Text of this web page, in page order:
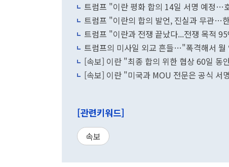
트럼프 "이란 평화 합의 14일 서명 예정…
트럼프 "이란의 합의 발언, 진실과 무관…
트럼프 "이란과 전쟁 끝났다...전쟁 목적
트럼프의 미사일 외교 흔들…"폭격해서 뭘
[속보] 이란 "최종 합의 위한 협상 60일 동
[속보] 이란 "미국과 MOU 전문은 공식 서
[관련키워드]
속보